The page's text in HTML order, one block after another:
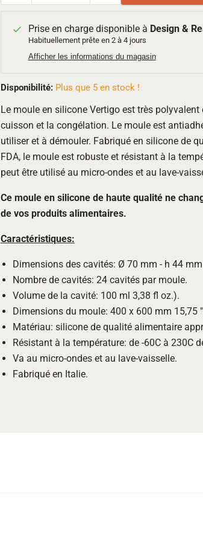
Prise en charge disponible à Design &
Habituellement prête en 2 à 4 jours
Afficher les informations du magasin
Disponibilité: Plus que 5 en stock !
Le moule en silicone Vertigo est très
cuisson et la congélation. Le moule est
utiliser et à démouler. Fabriqué en silicone de
FDA, le moule est robuste et résistant à la
peut être utilisé au micro-ondes et au lave-
Ce moule en silicone de haute qualité ne
de vos produits alimentaires.
Caractéristiques:
Dimensions des cavités: Ø 70 mm - h 44
Nombre de cavités: 24 cavités par moule.
Volume de la cavité: 100 ml 3,38 fl oz.).
Dimensions du moule: 400 x 600 mm 15,75
Matériau: silicone de qualité alimentaire
Résistant à la température: de -60C à 230C
Va au micro-ondes et au lave-vaisselle.
Fabriqué en Italie.